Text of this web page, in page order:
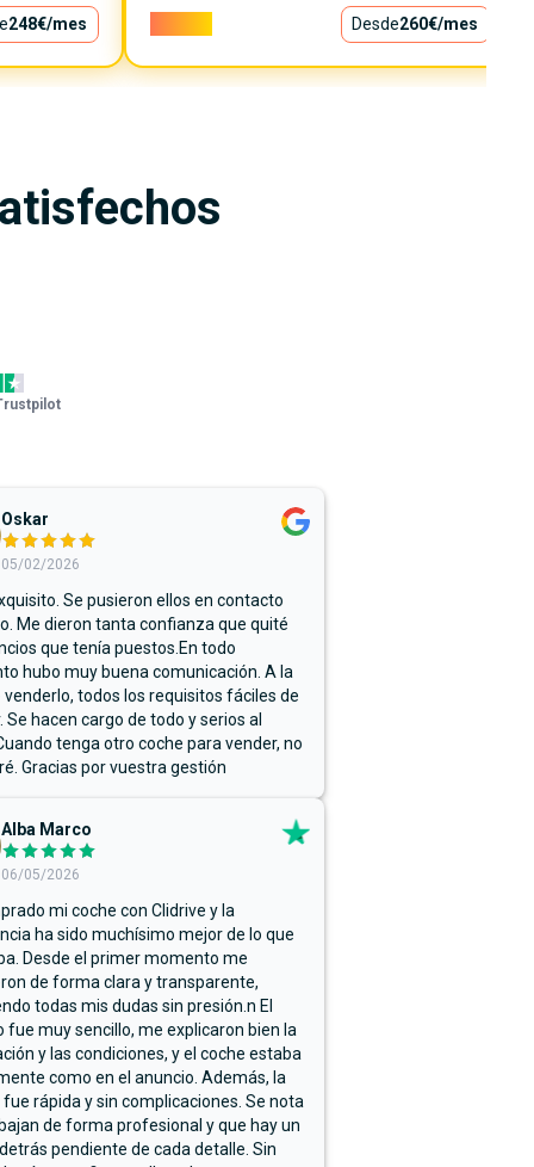
248€/mes Desde260€/mes
Oskar
05/02/2026
Se pusieron ellos en contacto
Me dieron tanta confianza que quité
que tenía puestos.En todo
hubo muy buena comunicación. A la
venderlo, todos los requisitos fáciles de
Se hacen cargo de todo y serios al
tenga otro coche para vender, no
Gracias por vuestra gestión
Alba Marco
06/05/2026
mi coche con Clidrive y la
ha sido muchísimo mejor de lo que
Desde el primer momento me
de forma clara y transparente,
todas mis dudas sin presión.n El
fue muy sencillo, me explicaron bien la
y las condiciones, y el coche estaba
como en el anuncio. Además, la
rápida y sin complicaciones. Se nota
de forma profesional y que hay un
pendiente de cada detalle. Sin